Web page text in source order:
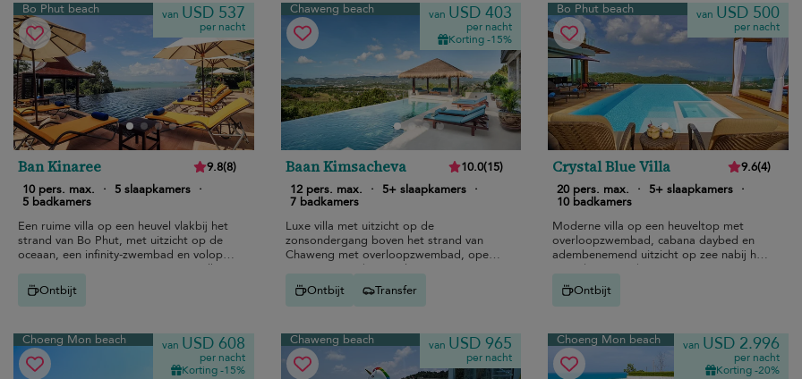
Bo Phut beach van USD 537
per nacht
Ban Kinaree 9.8(8)
10 pers. max.
· 5 slaapkamers ·
5 badkamers
Een ruime villa op een heuvel vlakbij het
strand van Bo Phut, met uitzicht op de
oceaan, een infinity-zwembad en volop
ruimte voor groepen om weer tot elkaar
te komen.
Ontbijt
Chaweng beach van USD 403
per nacht
Korting -15%
Baan Kimsacheva 10.0(15)
12 pers. max.
· 5+ slaapkamers ·
7 badkamers
Luxe villa met uitzicht op de
zonsondergang boven het strand van
Chaweng met overloopzwembad, open
woonruimte, Thaise sala en
gezinsvriendelijke ruimtes.
Ontbijt Transfer
Bo Phut beach van USD 500
per nacht
Crystal Blue Villa 9.6(4)
20 pers. max.
· 5+ slaapkamers ·
10 badkamers
Moderne villa op een heuveltop met
overloopzwembad, cabana daybed en
adembenemend uitzicht op zee nabij het
strand van Bo Phut.
Ontbijt
Choeng Mon beach van USD 608
per nacht
Korting -15%
Chaweng beach van USD 965
per nacht
Choeng Mon beach van USD 2.996
per nacht
Korting -20%